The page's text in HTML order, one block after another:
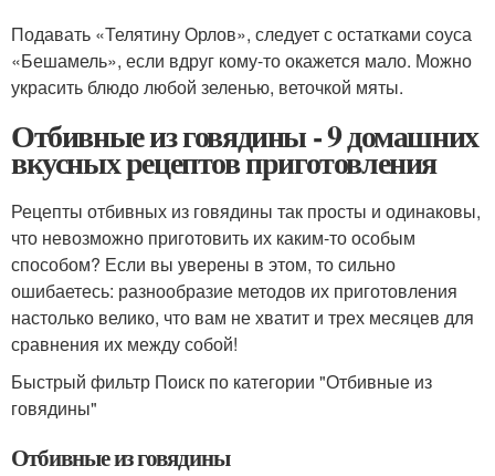
Подавать «Телятину Орлов», следует с остатками соуса
«Бешамель», если вдруг кому-то окажется мало. Можно
украсить блюдо любой зеленью, веточкой мяты.
Отбивные из говядины - 9 домашних
вкусных рецептов приготовления
Рецепты отбивных из говядины так просты и одинаковы,
что невозможно приготовить их каким-то особым
способом? Если вы уверены в этом, то сильно
ошибаетесь: разнообразие методов их приготовления
настолько велико, что вам не хватит и трех месяцев для
сравнения их между собой!
Быстрый фильтр Поиск по категории "Отбивные из
говядины"
Отбивные из говядины